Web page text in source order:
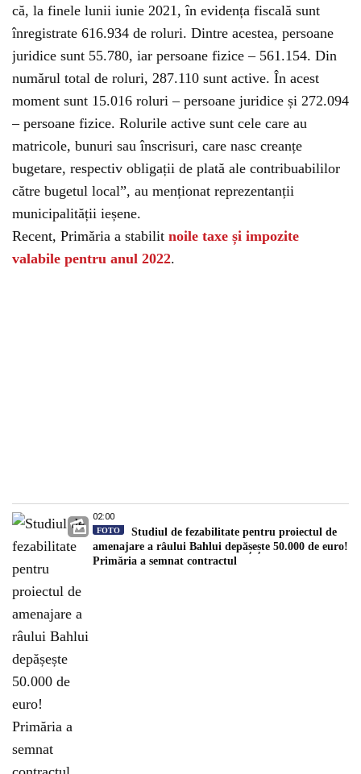
că, la finele lunii iunie 2021, în evidența fiscală sunt
înregistrate 616.934 de roluri. Dintre acestea, persoane
juridice sunt 55.780, iar persoane fizice – 561.154. Din
numărul total de roluri, 287.110 sunt active. În acest
moment sunt 15.016 roluri – persoane juridice și 272.094
– persoane fizice. Rolurile active sunt cele care au
matricole, bunuri sau înscrisuri, care nasc creanțe
bugetare, respectiv obligații de plată ale contribuabililor
către bugetul local”, au menționat reprezentanții
municipalității ieșene.
Recent, Primăria a stabilit noile taxe și impozite
valabile pentru anul 2022.
02:00
FOTO
Studiul de fezabilitate pentru proiectul de
amenajare a râului Bahlui depășește 50.000 de euro!
Primăria a semnat contractul